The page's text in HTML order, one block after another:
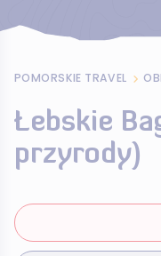
POMORSKIE TRAVEL
Łebskie
przyrody)